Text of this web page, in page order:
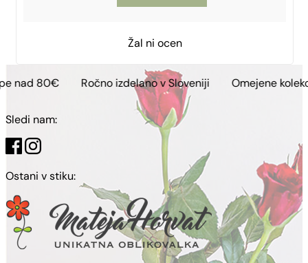
Žal ni ocen
Ročno izdelano v Sloveniji Omejene kolekcije
Sledi nam:
Ostani v stiku: